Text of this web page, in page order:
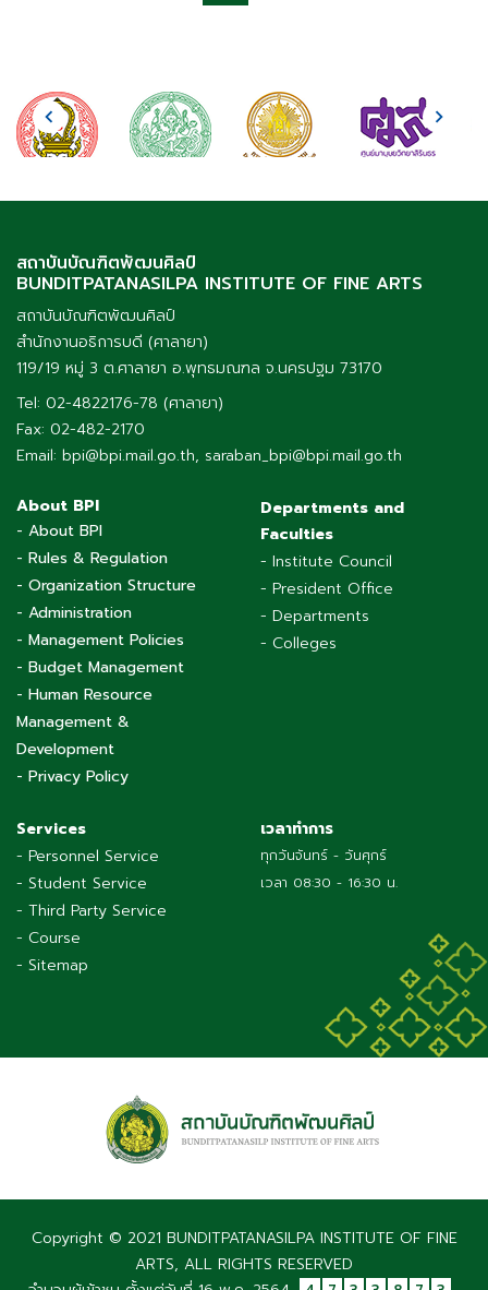
สถาบันบัณฑิตพัฒนศิลป์
BUNDITPATANASILPA INSTITUTE OF FINE ARTS
สถาบันบัณฑิตพัฒนศิลป์
สำนักงานอธิการบดี (ศาลายา)
119/19 หมู่ 3 ต.ศาลายา อ.พุทธมณฑล จ.นครปฐม 73170
Tel: 02-4822176-78 (ศาลายา)
Fax: 02-482-2170
Email: bpi@bpi.mail.go.th, saraban_bpi@bpi.mail.go.th
About BPI
- About BPI
- Rules & Regulation
- Organization Structure
- Administration
- Management Policies
- Budget Management
- Human Resource
Management &
Development
- Privacy Policy
Departments and
Faculties
- Institute Council
- President Office
- Departments
- Colleges
Services
- Personnel Service
- Student Service
- Third Party Service
- Course
- Sitemap
เวลาทำการ
ทุกวันจันทร์ - วันศุกร์
เวลา 08:30 - 16:30 น.
Copyright © 2021 BUNDITPATANASILPA INSTITUTE OF FINE
ARTS, ALL RIGHTS RESERVED